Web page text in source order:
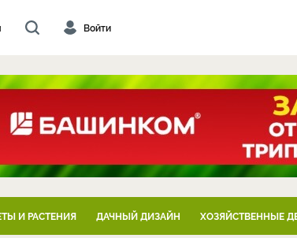
Войти
И РАСТЕНИЯ ДАЧНЫЙ ДИЗАЙН ХОЗЯЙСТВЕННЫЕ